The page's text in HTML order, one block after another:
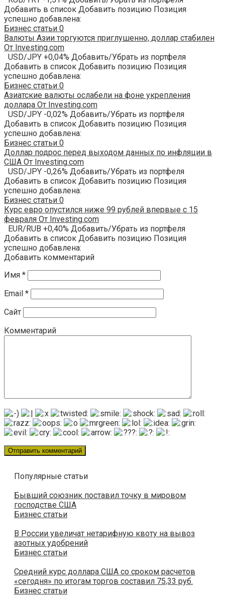
Добавить в список Добавить позицию Позиция
успешно добавлена:
Бизнес статьи 0
Валюты Азии торгуются приглушенно, доллар стабилен
От Investing.com
USD/JPY +0,04% Добавить/Убрать из портфеля
Добавить в список Добавить позицию Позиция
успешно добавлена:
Бизнес статьи 0
Азиатские валюты ослабели на фоне укрепления
доллара От Investing.com
USD/JPY -0,02% Добавить/Убрать из портфеля
Добавить в список Добавить позицию Позиция
успешно добавлена:
Бизнес статьи 0
Доллар подрос перед выходом данных по инфляции в
США От Investing.com
USD/JPY -0,26% Добавить/Убрать из портфеля
Добавить в список Добавить позицию Позиция
успешно добавлена:
Бизнес статьи 0
Курс евро опустился ниже 99 рублей впервые с 15
февраля От Investing.com
EUR/RUB +0,40% Добавить/Убрать из портфеля
Добавить в список Добавить позицию Позиция
успешно добавлена:
Добавить комментарий
Имя *
Email *
Сайт
Комментарий
Популярные статьи
Бывший союзник поставил точку в мировом
господстве США
Бизнес статьи
В России увеличат нетарифную квоту на вывоз
азотных удобрений
Бизнес статьи
Средний курс доллара США со сроком расчетов
«сегодня» по итогам торгов составил 75,33 руб.
Бизнес статьи